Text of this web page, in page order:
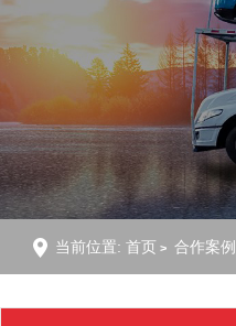
当前位置: 首页 合作案例